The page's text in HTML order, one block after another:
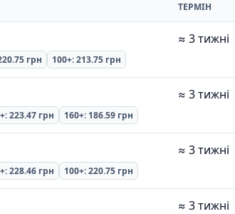
ТЕРМІН
грн 100+: 213.75 грн
≈ 3 тижні
223.47 грн 160+: 186.59 грн
≈ 3 тижні
228.46 грн 100+: 220.75 грн
≈ 3 тижні
≈ 3 тижні